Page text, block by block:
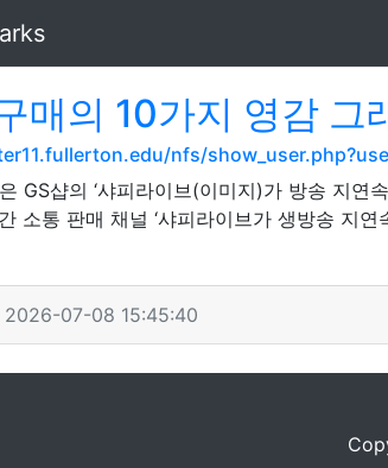
매의 10가지 영감 그
nfs/
GS샵의 ‘샤피라이브(이미지)가 방송 지연
소통 판매 채널 ‘샤피라이브가 생방송 지
07-08 15:45:40